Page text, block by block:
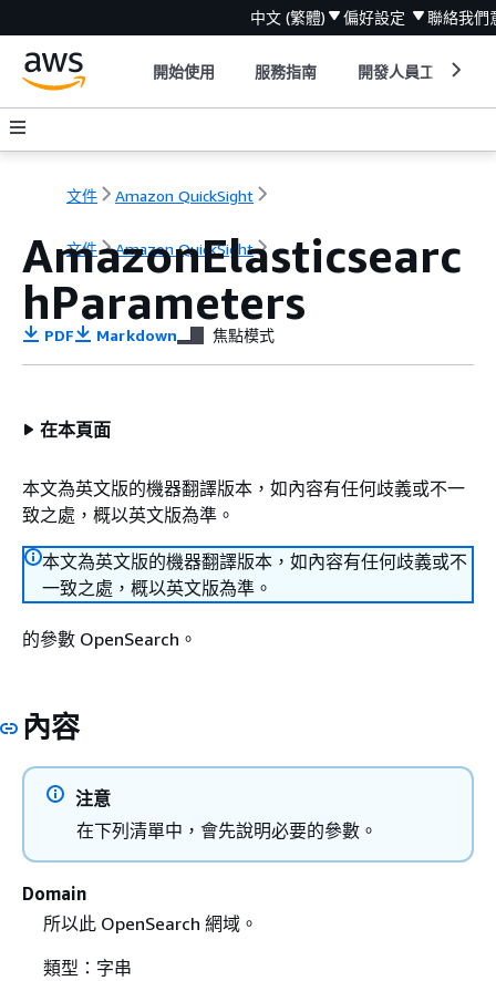
中文 (繁體) 偏好設定 聯絡我們
開始使用 服務指南 開發人員工具
文件 Amazon QuickSight
文件 Amazon QuickSight
AmazonElasticsearc
hParameters
PDF Markdown 焦點模式
在本頁面
本文為英文版的機器翻譯版本，如內容有任何歧義或不一
致之處，概以英文版為準。
本文為英文版的機器翻譯版本，如內容有任何歧義或不
一致之處，概以英文版為準。
的參數 OpenSearch。
內容
注意
在下列清單中，會先說明必要的參數。
Domain
所以此 OpenSearch 網域。
類型：字串